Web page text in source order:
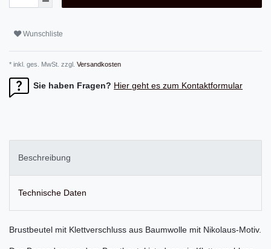
Wunschliste
* inkl. ges. MwSt. zzgl. Versandkosten
Sie haben Fragen? Hier geht es zum Kontaktformular
Beschreibung
Technische Daten
Brustbeutel mit Klettverschluss aus Baumwolle mit Nikolaus-Motiv.